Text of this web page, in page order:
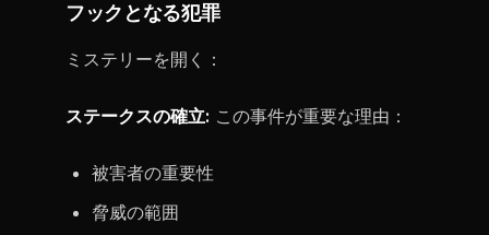
フックとなる犯罪
ミステリーを開く：
ステークスの確立: この事件が重要な理由：
被害者の重要性
脅威の範囲